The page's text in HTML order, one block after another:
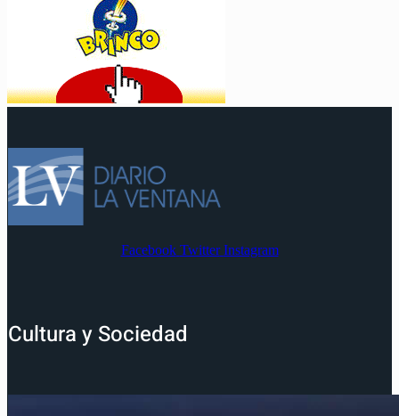
Facebook Twitter Instagram
Cultura y Sociedad